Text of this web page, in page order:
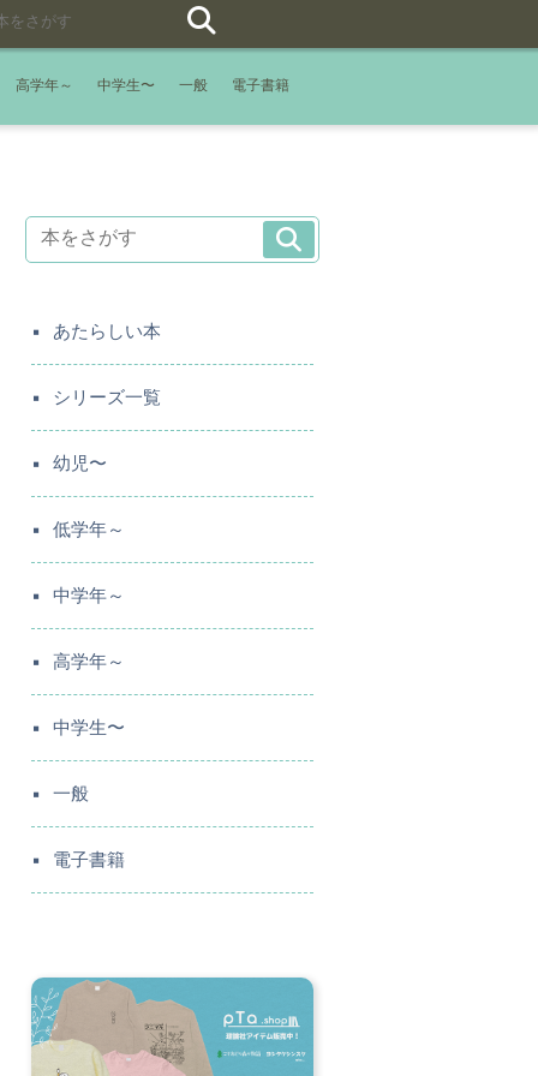
高学年～ 中学生〜 一般 電子書籍
あたらしい本
シリーズ一覧
幼児〜
低学年～
中学年～
高学年～
中学生〜
一般
電子書籍